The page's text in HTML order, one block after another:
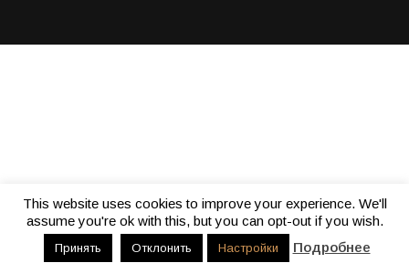
This website uses cookies to improve your experience. We'll
assume you're ok with this, but you can opt-out if you wish.
Принять Отклонить Настройки Подробнее